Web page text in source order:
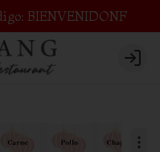
BIENVENIDONF
Login